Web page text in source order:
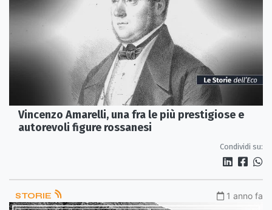
Vincenzo Amarelli, una fra le più prestigiose e
autorevoli figure rossanesi
Condividi su:
STORIE 1 anno fa